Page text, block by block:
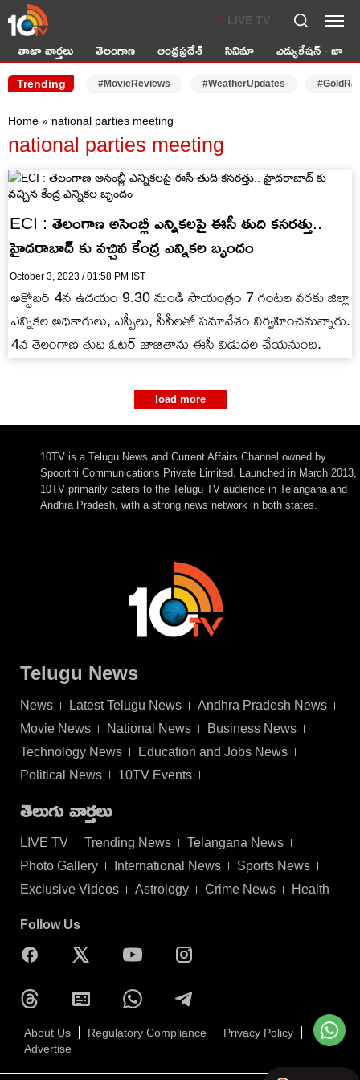
LIVE TV
తాజా వార్తలు తెలంగాణ ఆంధ్రప్రదేశ్ సినిమా ఎడ్యుకేషన్ - జాబ్స్
Trending #MovieReviews #WeatherUpdates
Home » national parties meeting
national parties meeting
ECI : తెలంగాణ అసెంబ్లీ ఎన్నికలపై ఈసీ తుది కసరత్తు..
హైదరాబాద్ కు వచ్చిన కేంద్ర ఎన్నికల బృందం
October 3, 2023 / 01:58 PM IST
అక్టోబర్ 4న ఉదయం 9.30 నుండి సాయంత్రం 7 గంటల వరకు జిల్లా
ఎన్నికల అధికారులు, ఎస్పీలు, సీపీలతో సమావేశం నిర్వహించనున్నారు.
4న తెలంగాణ తుది ఓటర్ జాబితాను ఈసీ విడుదల చేయనుంది.
load more
10TV is a Telugu News and Current Affairs Channel owned by
Spoorthi Communications Private Limited. Launched in March 2013,
10TV primarily caters to the Telugu TV audience in Telangana and
Andhra Pradesh, with a strong news network in both states.
Telugu News
News Latest Telugu News
Andhra Pradesh News
Movie News
National News
Business News
Technology News
Education and Jobs News
Political News
10TV Events
తెలుగు వార్తలు
LIVE TV Trending News
Telangana News
Photo Gallery
International News
Sports News
Exclusive Videos
Astrology Crime News Health
Follow Us
About Us Regulatory Compliance
Privacy Policy
Advertise